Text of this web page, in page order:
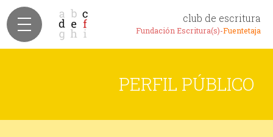
club de escritura
Fundación Escritura(s)-Fuentetaja
PERFIL PÚBLICO